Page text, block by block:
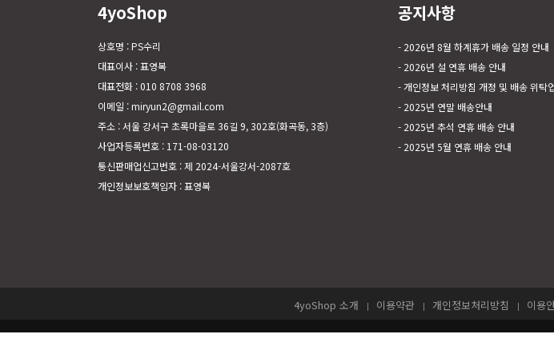
4yoShop
상호명 : PS수리
대표이사 : 표영복
대표전화 : 010 8708 3968
이메일 : miryun2@gmail.com
주소 : 서울 강서구 초록마을로 36길 9, 302호(화곡동, 3층)
사업자등록번호 : 171-08-03120
통신판매업신고번호 : 제 2024-서울강서-2087호
개인정보보호책임자 : 표영복
공지사항
2026년 8월 하계휴가 배송 일정 안내
2026년 설 연휴 배송 안내
개인정보 처리방침 개정 및 배송 위탁
2025년 연말 배송안내
2025년 추석 연휴 배송 안내
2025년 5월 연휴 배송 안내
4yoShop 소개 이용약관 개인정보처리방침 이용